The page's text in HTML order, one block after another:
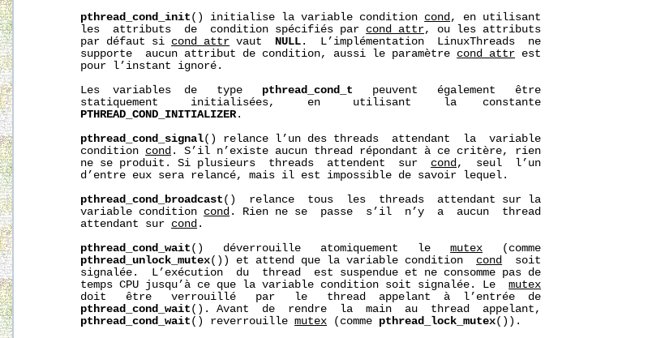
pthread_cond_init () initialise la variable condition cond , en utilisant
       les  attributs  de  condition spécifiés par
cond_attr, ou les attributs
       par défaut si
cond_attr vaut NULL .  L’implémentation  LinuxThreads  ne
       supporte  aucun attribut de condition, aussi le paramètre
cond_attr est
       pour l’instant ignoré.
       Les  variables  de   type
pthread_cond_t
   peuvent   également   être
       statiquement     initialisées,     en     utilisant     la    constante
PTHREAD_COND_INITIALIZER.
pthread_cond_signal() relance l’un des threads  attendant  la  variable
       condition
cond . S’il n’existe aucun thread répondant à ce critère, rien
       ne se produit. Si plusieurs  threads  attendent  sur
cond ,  seul  l’un
       d’entre eux sera relancé, mais il est impossible de savoir lequel.
pthread_cond_broadcast ()  relance  tous  les  threads  attendant sur la
       variable condition
cond . Rien ne se  passe  s’il  n’y  a  aucun  thread
       attendant sur
cond .
pthread_cond_wait ()   déverrouille   atomiquement   le mutex
   (comme
pthread_unlock_mutex()) et attend que la variable condition cond
  soit
       signalée.  L’exécution  du  thread  est suspendue et ne consomme pas de
       temps CPU jusqu’à ce que la variable condition soit signalée. Le
mutex
       doit   être   verrouillé   par   le   thread  appelant  à  l’entrée  de
pthread_cond_wait (). Avant  de  rendre  la  main  au  thread  appelant,
pthread_cond_wait () reverrouille mutex (comme pthread_lock_mutex()).